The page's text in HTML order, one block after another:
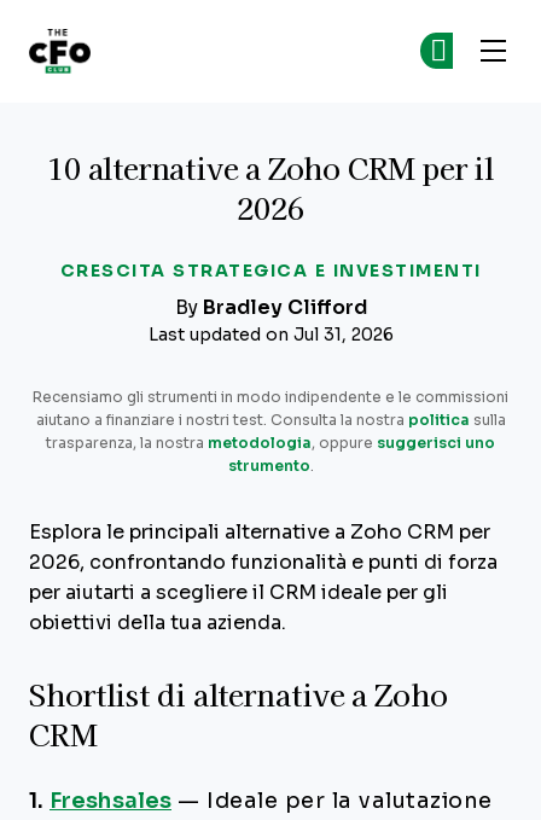
CRESCITA STRATEGICA E INVESTIMENTI
10 alternative a Zoho CRM per il
2026
By Bradley Clifford
Last updated on Jul 31, 2026
Recensiamo gli strumenti in modo indipendente e le commissioni
aiutano a finanziare i nostri test. Consulta la nostra politica sulla
trasparenza, la nostra metodologia, oppure suggerisci uno
strumento.
Esplora le principali alternative a Zoho CRM per
2026, confrontando funzionalità e punti di forza
per aiutarti a scegliere il CRM ideale per gli
obiettivi della tua azienda.
Shortlist di alternative a Zoho
CRM
1. Freshsales —
Ideale per la valutazione